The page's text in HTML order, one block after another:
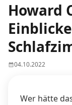
Howard
04.10.2022
Wer hätte